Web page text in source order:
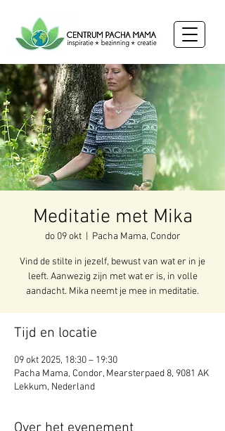
Meditatie met Mika
do 09 okt
  |
Pacha Mama, Condor
Vind de stilte in jezelf, bewust van wat er in je
leeft. Aanwezig zijn met wat er is, in volle
aandacht. Mika neemt je mee in meditatie.
Tijd en locatie
09 okt 2025, 18:30 – 19:30
Pacha Mama, Condor, Mearsterpaed 8, 9081 AK
Lekkum, Nederland